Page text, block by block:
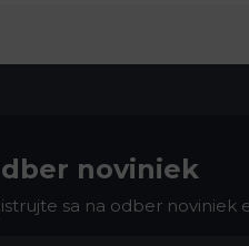
noviniek
sa na odber noviniek